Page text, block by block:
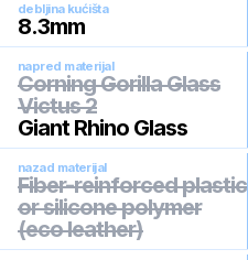
debljina kućišta
8.3mm
napred materijal
Corning Gorilla Glass
Victus 2
Giant Rhino Glass
nazad materijal
Fiber-reinforced plastic
or silicone polymer
(eco leather)